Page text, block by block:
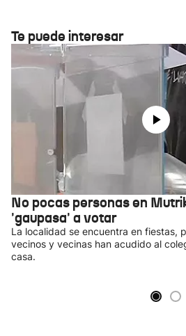
Te puede interesar
No pocas personas en
'gaupasa' a votar
La localidad se encuentra en fiestas,
vecinos y vecinas han acudido al
casa.